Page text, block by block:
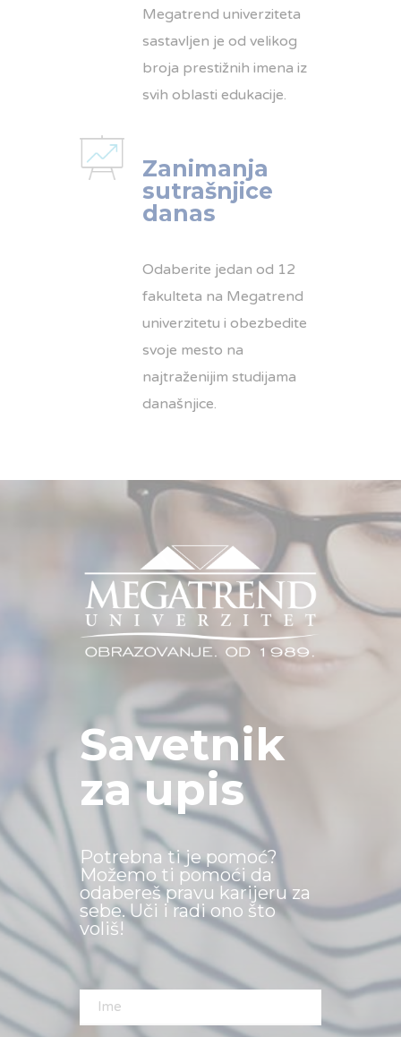
Megatrend univerziteta
sastavljen je od velikog
broja prestižnih imena iz
svih oblasti edukacije.
Zanimanja
sutrašnjice
danas
Odaberite jedan od 12
fakulteta na Megatrend
univerzitetu i obezbedite
svoje mesto na
najtraženijim studijama
današnjice.
Savetnik
za upis
Potrebna ti je pomoć?
Možemo ti pomoći da
odabereš pravu karijeru za
sebe. Uči i radi ono što
voliš!